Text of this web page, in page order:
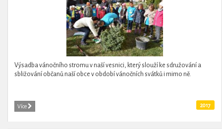
Výsadba vánočního stromu v naší vesnici, který slouží ke sdružování a
sbližování občanů naší obce v období vánočních svátků i mimo ně.
Více 2017